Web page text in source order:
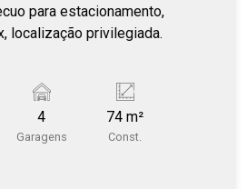
para estacionamento,
localização privilegiada.
4
Garagens
74 m²
Const.